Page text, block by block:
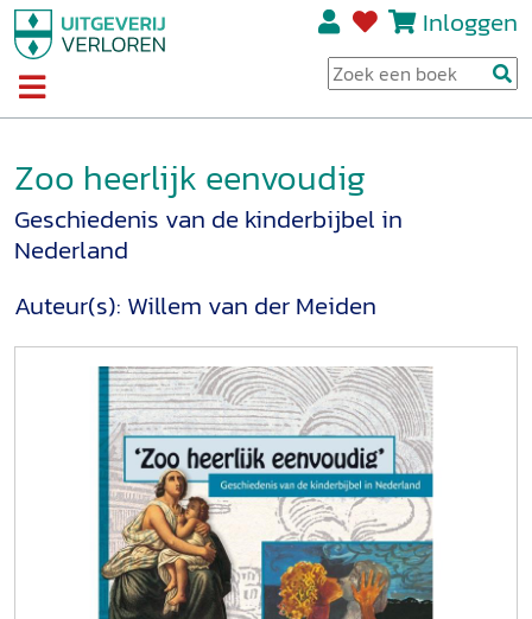
Inloggen
Zoo heerlijk eenvoudig
Geschiedenis van de kinderbijbel in
Nederland
Auteur(s): Willem van der Meiden